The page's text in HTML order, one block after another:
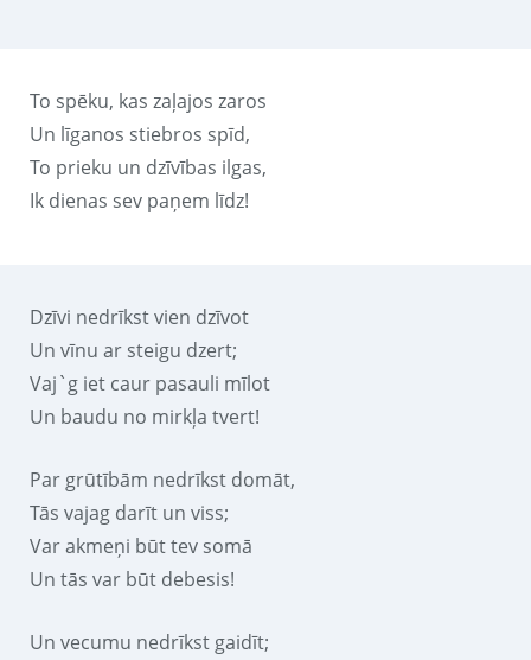
To spēku, kas zaļajos zaros
Un līganos stiebros spīd,
To prieku un dzīvības ilgas,
Ik dienas sev paņem līdz!
Dzīvi nedrīkst vien dzīvot
Un vīnu ar steigu dzert;
Vaj`g iet caur pasauli mīlot
Un baudu no mirkļa tvert!
Par grūtībām nedrīkst domāt,
Tās vajag darīt un viss;
Var akmeņi būt tev somā
Un tās var būt debesis!
Un vecumu nedrīkst gaidīt;